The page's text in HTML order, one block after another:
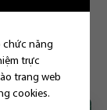
chức năng
trực
trang web
cookies.